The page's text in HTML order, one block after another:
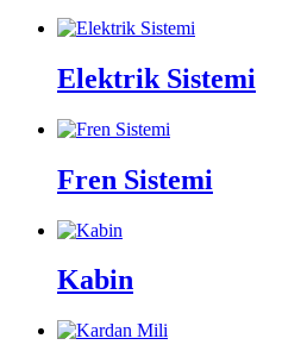
Elektrik Sistemi
Fren Sistemi
Kabin